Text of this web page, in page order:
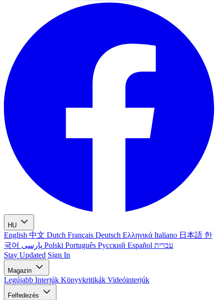
HU
English 中文 Dutch Français Deutsch Ελληνικά Italiano 日本語 한
국어
Polski Português Русский Español עברית
Stay Updated Sign In
Magazin
Legújabb Interjúk Könyvkritikák Videóinterjúk
Felfedezés